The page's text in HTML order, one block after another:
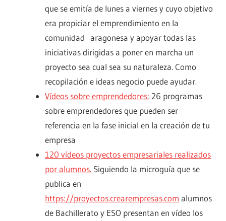
que se emitía de lunes a viernes y cuyo objetivo
era propiciar el emprendimiento en la
comunidad aragonesa y apoyar todas las
iniciativas dirigidas a poner en marcha un
proyecto sea cual sea su naturaleza. Como
recopilación e ideas negocio puede ayudar.
Vídeos sobre emprendedores: 26 programas
sobre emprendedores que pueden ser
referencia en la fase inicial en la creación de tu
empresa
120 vídeos proyectos empresariales realizados
por alumnos. Siguiendo la microguía que se
publica en
https://proyectos.crearempresas.com alumnos
de Bachillerato y ESO presentan en vídeo los